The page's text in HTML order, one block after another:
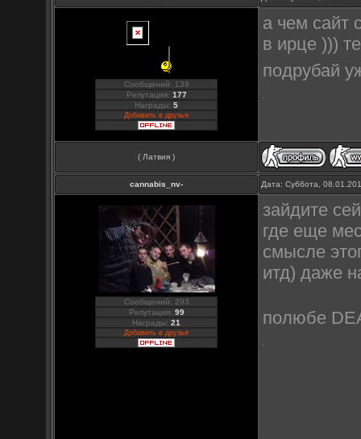
Сообщений: 139
Репутация: 177
Награды:5
Добавить в друзья
а чем сайт
в ирце )))
подрубай
( Латвия )
cannabis_nv- Дата: Суббота,
Сообщений: 293
Репутация: 99
Награды:21
Добавить в друзья
зайдите
где еще
смысле
итд) даже
полюбе